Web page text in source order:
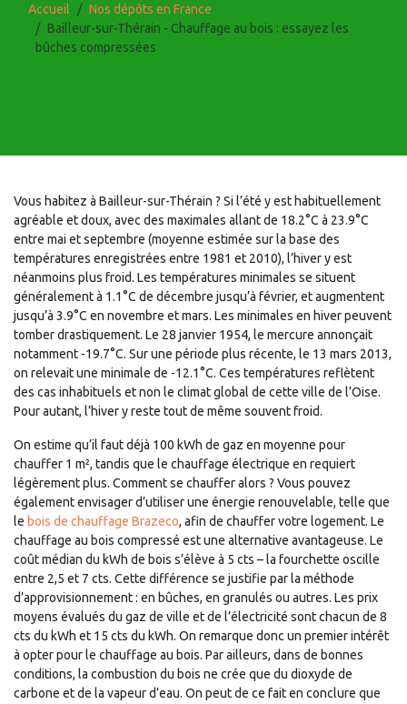
Accueil
Nos dépôts en France
Bailleur-sur-Thérain - Chauffage au bois : essayez les
bûches compressées
Vous habitez à Bailleur-sur-Thérain ? Si l’été y est habituellement
agréable et doux, avec des maximales allant de 18.2°C à 23.9°C
entre mai et septembre (moyenne estimée sur la base des
températures enregistrées entre 1981 et 2010), l’hiver y est
néanmoins plus froid. Les températures minimales se situent
généralement à 1.1°C de décembre jusqu’à février, et augmentent
jusqu’à 3.9°C en novembre et mars. Les minimales en hiver peuvent
tomber drastiquement. Le 28 janvier 1954, le mercure annonçait
notamment -19.7°C. Sur une période plus récente, le 13 mars 2013,
on relevait une minimale de -12.1°C. Ces températures reflètent
des cas inhabituels et non le climat global de cette ville de l’Oise.
Pour autant, l’hiver y reste tout de même souvent froid.
On estime qu’il faut déjà 100 kWh de gaz en moyenne pour
chauffer 1 m², tandis que le chauffage électrique en requiert
légèrement plus. Comment se chauffer alors ? Vous pouvez
également envisager d’utiliser une énergie renouvelable, telle que
le bois de chauffage Brazeco, afin de chauffer votre logement. Le
chauffage au bois compressé est une alternative avantageuse. Le
coût médian du kWh de bois s’élève à 5 cts – la fourchette oscille
entre 2,5 et 7 cts. Cette différence se justifie par la méthode
d’approvisionnement : en bûches, en granulés ou autres. Les prix
moyens évalués du gaz de ville et de l’électricité sont chacun de 8
cts du kWh et 15 cts du kWh. On remarque donc un premier intérêt
à opter pour le chauffage au bois. Par ailleurs, dans de bonnes
conditions, la combustion du bois ne crée que du dioxyde de
carbone et de la vapeur d’eau. On peut de ce fait en conclure que